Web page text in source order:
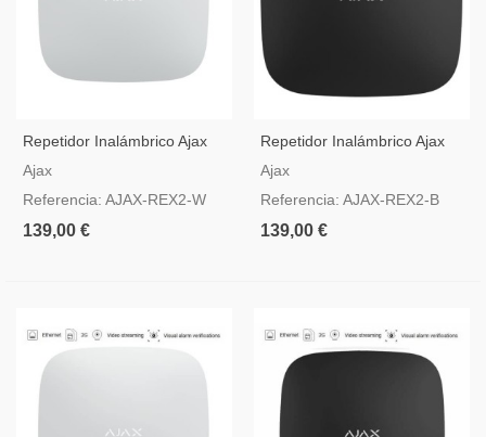
Repetidor Inalámbrico Ajax
Jeweller Y Wings
Ajax
Referencia: AJAX-REX2-W
139,00 €
Repetidor Inalámbrico Ajax
Jeweller Y Wings Negro
Ajax
Referencia: AJAX-REX2-B
139,00 €